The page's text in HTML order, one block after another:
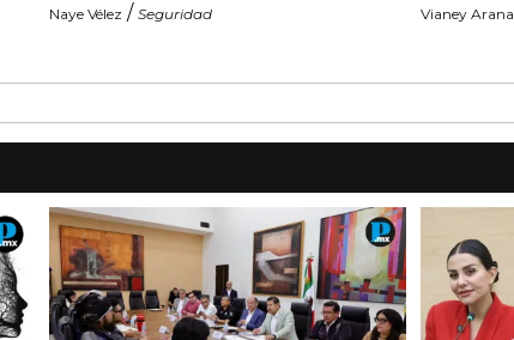
Naye Vélez / Seguridad Vianey Arana